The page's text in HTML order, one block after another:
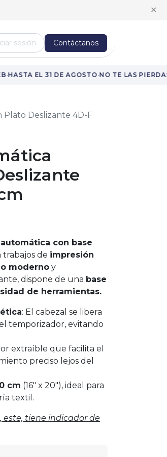
✕
sesión Contáctanos
·HASTA EL 31 DE AGOSTO·NO TE LAS PIERDAS·
Plato Deslizante 4D-F
con base
de impresión
moderno y
dispone de una base
de herramientas.
: El cabezal se libera
temporizador, evitando
extraíble que facilita el
preciso lejos del
cm (16" x 20"), ideal para
textil.
este, tiene indicador de